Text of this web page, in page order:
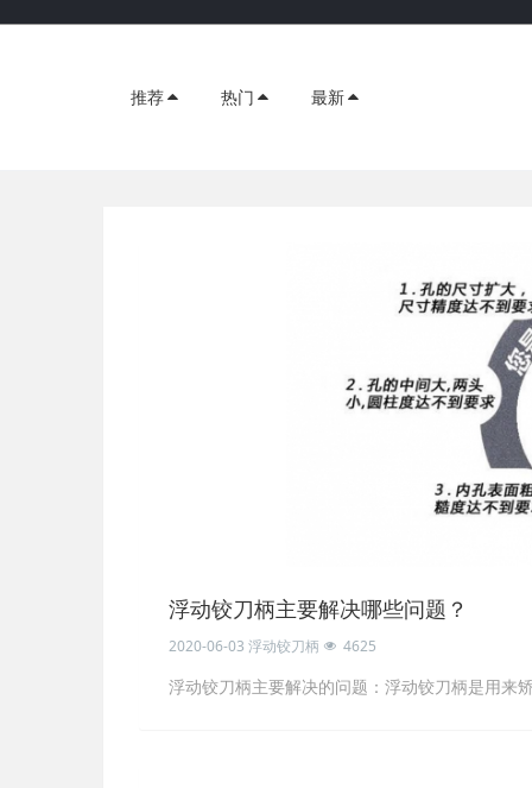
推荐 热门 最新
浮动铰刀柄主要解决哪些问题？
2020-06-03 浮动铰刀柄 4625
浮动铰刀柄主要解决的问题：浮动铰刀柄是用来